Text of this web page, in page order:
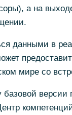
а на
данными в
мире со